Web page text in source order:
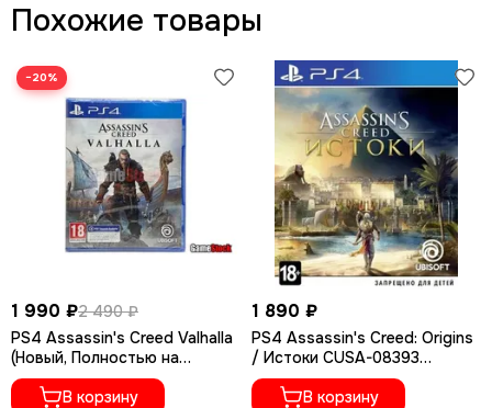
Похожие товары
−20%
1 990 ₽2 490 ₽
PS4 Assassin's Creed Valhalla
(Новый, Полностью на
русском языке, CUSA-18535)
В корзину
1 890 ₽
PS4 Assassin's Creed: Origins
/ Истоки CUSA-08393
(Полностью на русском
языке)В корзину